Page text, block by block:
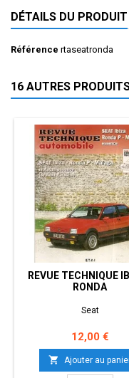
DÉTAILS DU PRODUIT
Référence rtaseatronda
16 AUTRES
REVUE TECHNIQUE
RONDA
Seat
Prix
12,00 €
 Ajouter au